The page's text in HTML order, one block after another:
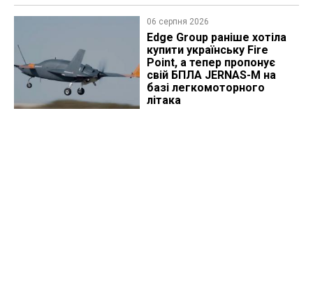
06 серпня 2026
Edge Group раніше хотіла
купити українську Fire
Point, а тепер пропонує
свій БПЛА JERNAS-M на
базі легкомоторного
літака